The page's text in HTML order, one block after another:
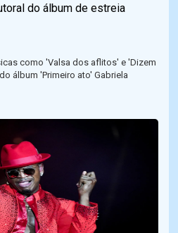
do álbum de estreia
como 'Valsa dos aflitos' e 'Dizem
álbum 'Primeiro ato' Gabriela